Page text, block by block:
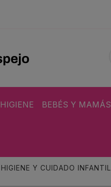
HIGIENE BEBÉS Y MAMÁS
HIGIENE Y CUIDADO INFANTIL